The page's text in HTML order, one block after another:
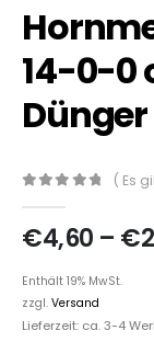
14-0-0
Dünger
( Es
€4,60 – €
Enthält 19% MwSt.
zzgl. Versand
Lieferzeit: ca. 3-4